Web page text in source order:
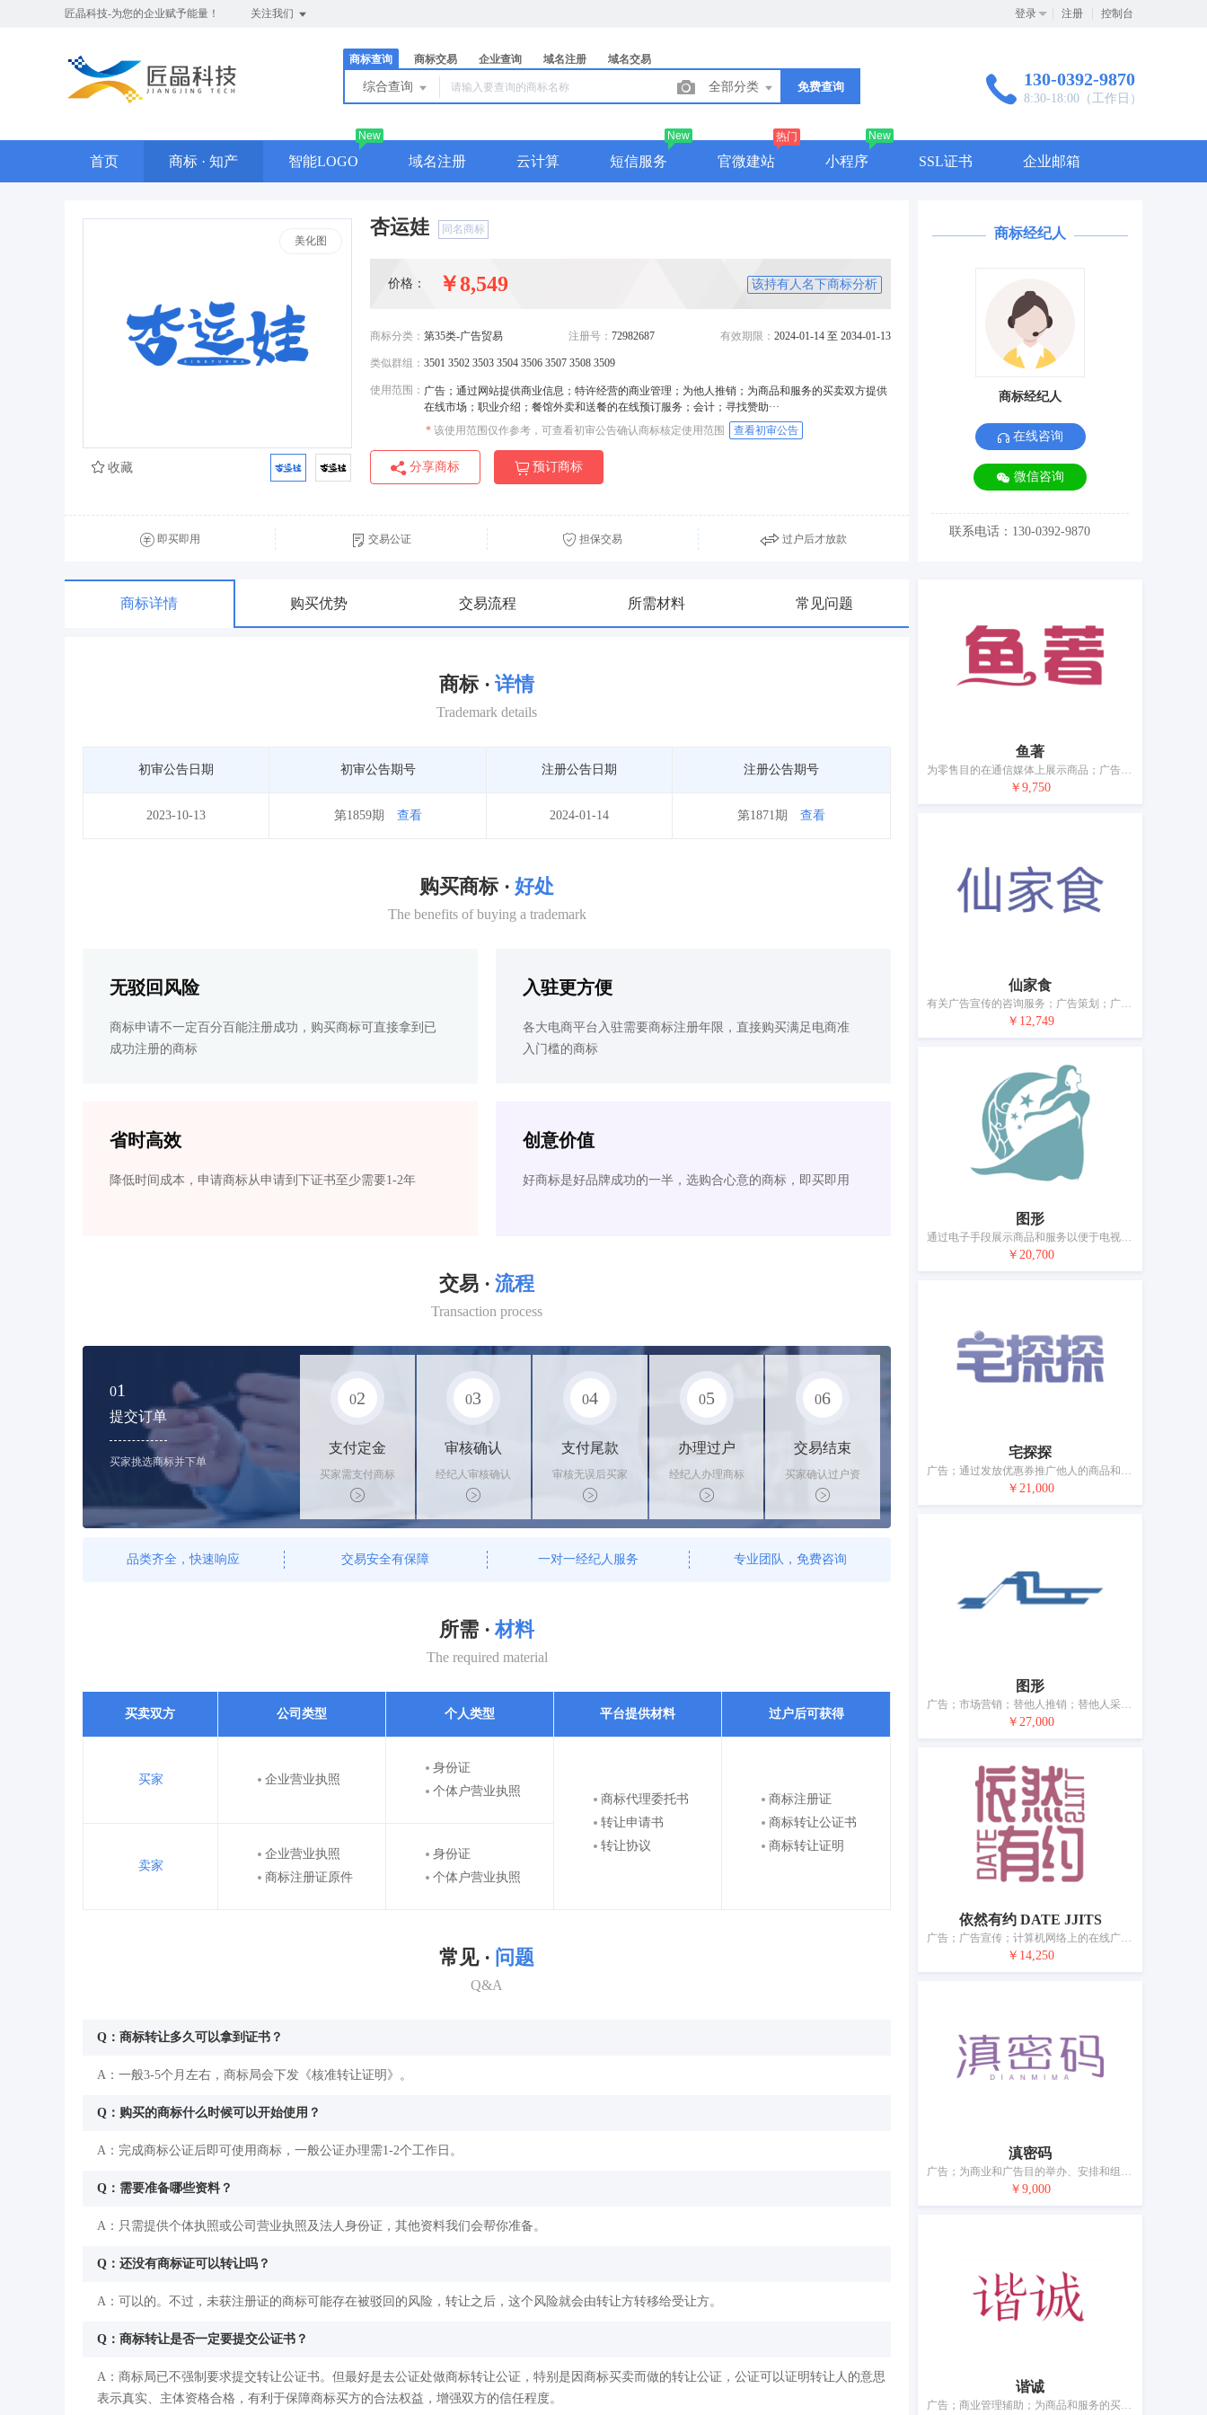
匠晶科技-为您的企业赋予能量！ 关注我们 登录 注册 控制台
商标查询 商标交易 企业查询 域名注册 域名交易
综合查询 全部分类 免费查询 130-0392-9870
8:30-18:00（工作日）
首页 商标 · 知产 智能LOGO
New
域名注册 云计算 短信服务
New
官微建站
热门
小程序
New
SSL证书 企业邮箱
美化图
杏运娃 同名商标
价格： ￥8,549 该持有人名下商标分析
商标分类： 第35类-广告贸易 注册号： 72982687 有效期限： 2024-01-14 至 2034-01-13
类似群组： 3501 3502 3503 3504 3506 3507 3508 3509
使用范围： 广告；通过网站提供商业信息；特许经营的商业管理；为他人推销；为商品和服务的买卖双方提供
在线市场；职业介绍；餐馆外卖和送餐的在线预订服务；会计；寻找赞助···
* 该使用范围仅作参考，可查看初审公告确认商标核定使用范围 查看初审公告
分享商标 预订商标
收藏
即买即用 交易公证 担保交易 过户后才放款
商标详情 购买优势 交易流程 所需材料 常见问题
商标 · 详情
Trademark details
初审公告日期 初审公告期号 注册公告日期 注册公告期号
2023-10-13 第1859期 查看 2024-01-14 第1871期 查看
购买商标 · 好处
The benefits of buying a trademark
无驳回风险
商标申请不一定百分百能注册成功，购买商标可直接拿到已
成功注册的商标
入驻更方便
各大电商平台入驻需要商标注册年限，直接购买满足电商准
入门槛的商标
省时高效
降低时间成本，申请商标从申请到下证书至少需要1-2年
创意价值
好商标是好品牌成功的一半，选购合心意的商标，即买即用
交易 · 流程
Transaction process
01
提交订单
买家挑选商标并下单
02
支付定金
买家需支付商标
标价的10%的购
买订金
03
审核确认
经纪人审核确认
商标状态
04
支付尾款
审核无误后买家
支付尾款，卖家
办理相关手续
05
办理过户
经纪人办理商标
转让手续，交付
相关证书
06
交易结束
买家确认过户资
料后，平台解冻
资金支付卖家
品类齐全，快速响应 交易安全有保障 一对一经纪人服务 专业团队，免费咨询
所需 · 材料
The required material
买卖双方 公司类型 个人类型 平台提供材料 过户后可获得
买家 企业营业执照
身份证
个体户营业执照
商标代理委托书
转让申请书
转让协议
商标注册证
商标转让公证书
商标转让证明
卖家
企业营业执照
商标注册证原件
身份证
个体户营业执照
常见 · 问题
Q&A
Q：商标转让多久可以拿到证书？
A：一般3-5个月左右，商标局会下发《核准转让证明》。
Q：购买的商标什么时候可以开始使用？
A：完成商标公证后即可使用商标，一般公证办理需1-2个工作日。
Q：需要准备哪些资料？
A：只需提供个体执照或公司营业执照及法人身份证，其他资料我们会帮你准备。
Q：还没有商标证可以转让吗？
A：可以的。不过，未获注册证的商标可能存在被驳回的风险，转让之后，这个风险就会由转让方转移给受让方。
Q：商标转让是否一定要提交公证书？
A：商标局已不强制要求提交转让公证书。但最好是去公证处做商标转让公证，特别是因商标买卖而做的转让公证，公证可以证明转让人的意思
表示真实、主体资格合格，有利于保障商标买方的合法权益，增强双方的信任程度。
商标经纪人
商标经纪人
在线咨询
微信咨询
联系电话：130-0392-9870
鱼著
为零售目的在通信媒体上展示商品；广告；市场分析；特许经营的商业管理；为商品和服务的买卖双方提供在线市场；进出口代理；人事管理咨询；计算机数据库信息系统化；会计；自动售货机出租
￥9,750
仙家食
有关广告宣传的咨询服务；广告策划；广告（通过所有大众传播途径）；为经济或广告目的而策划和举办交易会、展览会和展示；为消费者提供商业信息和建议（消费者建议机构）；为商业和广告目的举办、安排和组织贸易展示和交易会；特许经营的商业管理咨询；为商品和服务的买卖双方提供在线市场；为他人的商品和服务进行市场营销
￥12,749
图形
通过电子手段展示商品和服务以便于电视购物和居家购物；为零售目的在通信媒体上展示商品；在网站上为商品和服务提供广告空间；广告；特许经营的商业管理；组织商业或广告展览；为他人推销；为商品和服务的买卖双方提供在线市场；市场营销；计算机数据库信息系统化
￥20,700
宅探探
广告；通过发放优惠券推广他人的商品和服务；特许经营的商业管理；组织商业或广告展览和交易会；市场营销；替他人推销；为商品和服务的买卖双方提供在线市场；人员招收；商业审计；药品零售或批发服务
￥21,000
图形
广告；市场营销；替他人推销；替他人采购（替其他企业购买商品或服务）；进出口代理；为商品和服务的买卖双方提供在线市场；人员招收；寻找赞助
￥27,000
依然有约 DATE JJITS
广告；广告宣传；计算机网络上的在线广告；商业管理辅助；工商管理辅助；特许经营的商业管理；为商品和服务的买卖双方提供在线市场；市场营销；进出口代理；寻找赞助
￥14,250
滇密码
广告；为商业和广告目的举办、安排和组织贸易展示和交易会；商业管理咨询；饭店商业管理；为商品和服务的买卖双方提供在线市场；替他人推销；进出口代理；人力资源管理；计算机数据库信息系统化；药用、兽医用、卫生用制剂和医疗用品的零售服务
￥9,000
谐诚
广告；商业管理辅助；为商品和服务的买卖双方提供在线市场；市场营销；替他人推销；人事管理咨询；商业企业迁移；文秘；会计；药用、兽医用、卫生用制剂和医疗用品的零售服务